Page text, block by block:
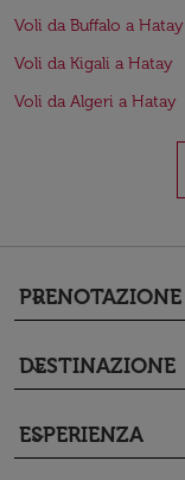
Voli da Buffalo a Hatay
Voli da Kigali a Hatay
Voli da Algeri a Hatay
PRENOTAZIONE
keyboard_arrow_down
DESTINAZIONE
keyboard_arrow_down
ESPERIENZA
keyboard_arrow_down